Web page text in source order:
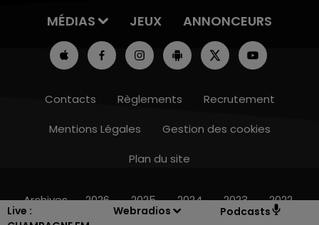
Live :
Webradios Podcasts
7h00 - 12h00
MÉDIAS
JEUX ANNONCEURS
Contacts Règlements
Recrutement
Mentions Légales
Gestion des cookies
Plan du site
Archives 2026 2025 2024 2023 2022